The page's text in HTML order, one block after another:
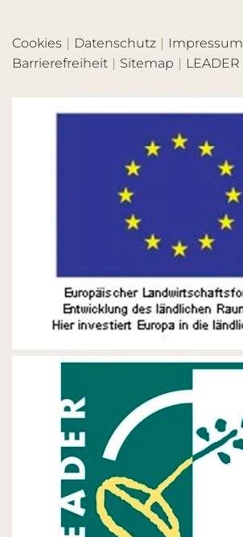
Cookies Datenschutz
Impressum
Barrierefreiheit
Sitemap LEADER